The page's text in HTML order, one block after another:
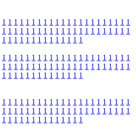
1 1 1 1 1 1 1 1 1 1 1 1 1 1 1 1 1 1 1 1 1 1
1 1 1 1 1 1 1 1 1 1 1 1 1 1 1 1 1 1 1 1 1 1
1 1 1 1 1 1 1 1 1 1 1 1 1 1
1 1 1 1 1 1 1 1 1 1 1 1 1 1 1 1 1 1 1 1 1 1
1 1 1 1 1 1 1 1 1 1 1 1 1 1 1 1 1 1 1 1 1 1
1 1 1 1 1 1 1 1 1 1 1 1 1 1
1 1 1 1 1 1 1 1 1 1 1 1 1 1 1 1 1 1 1 1 1 1
1 1 1 1 1 1 1 1 1 1 1 1 1 1 1 1 1 1 1 1 1 1
1 1 1 1 1 1 1 1 1 1 1 1 1 1